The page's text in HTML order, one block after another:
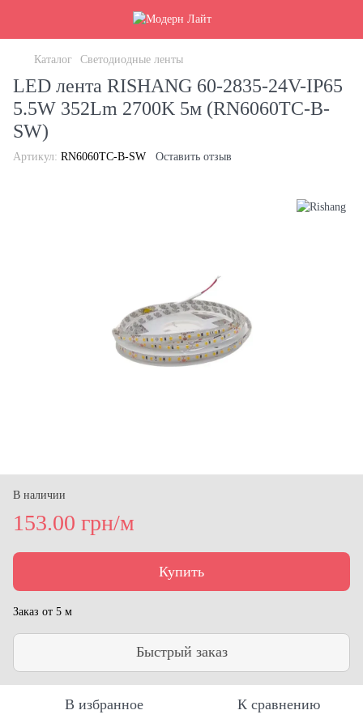
Каталог Светодиодные ленты
LED лента RISHANG 60-2835-24V-IP65
5.5W 352Lm 2700K 5м (RN6060TC-B-
SW)
Артикул: RN6060TC-B-SW Оставить отзыв
В наличии
153.00 грн/м
Купить
Заказ от 5 м
Быстрый заказ
В избранное К сравнению